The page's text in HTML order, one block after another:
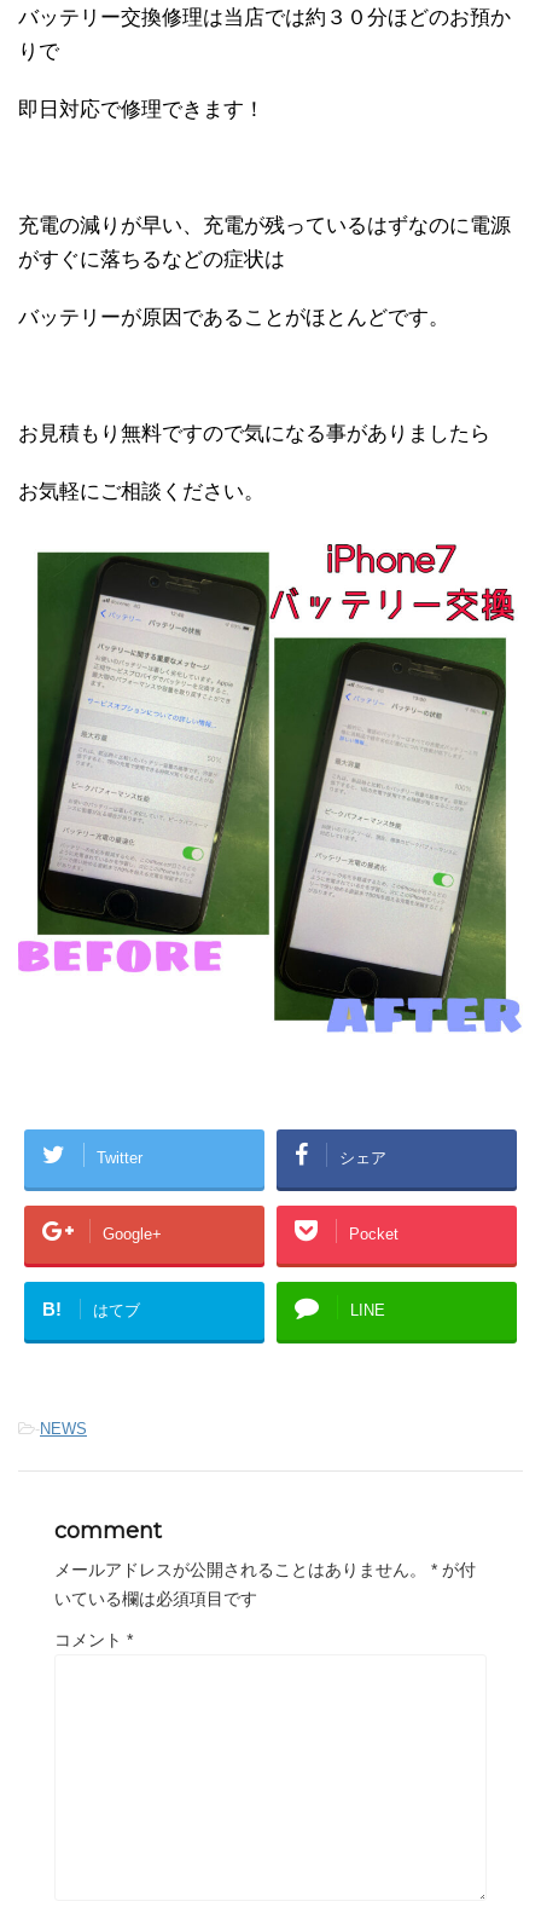
バッテリー交換修理は当店では約３０分ほどのお預か
りで
即日対応で修理できます！
充電の減りが早い、充電が残っているはずなのに電源
がすぐに落ちるなどの症状は
バッテリーが原因であることがほとんどです。
お見積もり無料ですので気になる事がありましたら
お気軽にご相談ください。
Twitter シェア
Google+ Pocket
B! はてブ LINE
-NEWS
comment
メールアドレスが公開されることはありません。 * が付
いている欄は必須項目です
コメント *